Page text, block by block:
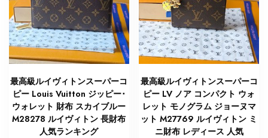
最高級ルイヴィトンスーパーコ
ピー Louis Vuitton ジッピー･
ウォレット 財布 スカイブルー
M28278 ルイヴィトン 長財布
人気ランキング
最高級ルイヴィトンスーパーコ
ピー LV ノア コンパクト ウォ
レット モノグラム ジョーヌマ
ット M27769 ルイヴィトン ミ
ニ財布 レディース 人気